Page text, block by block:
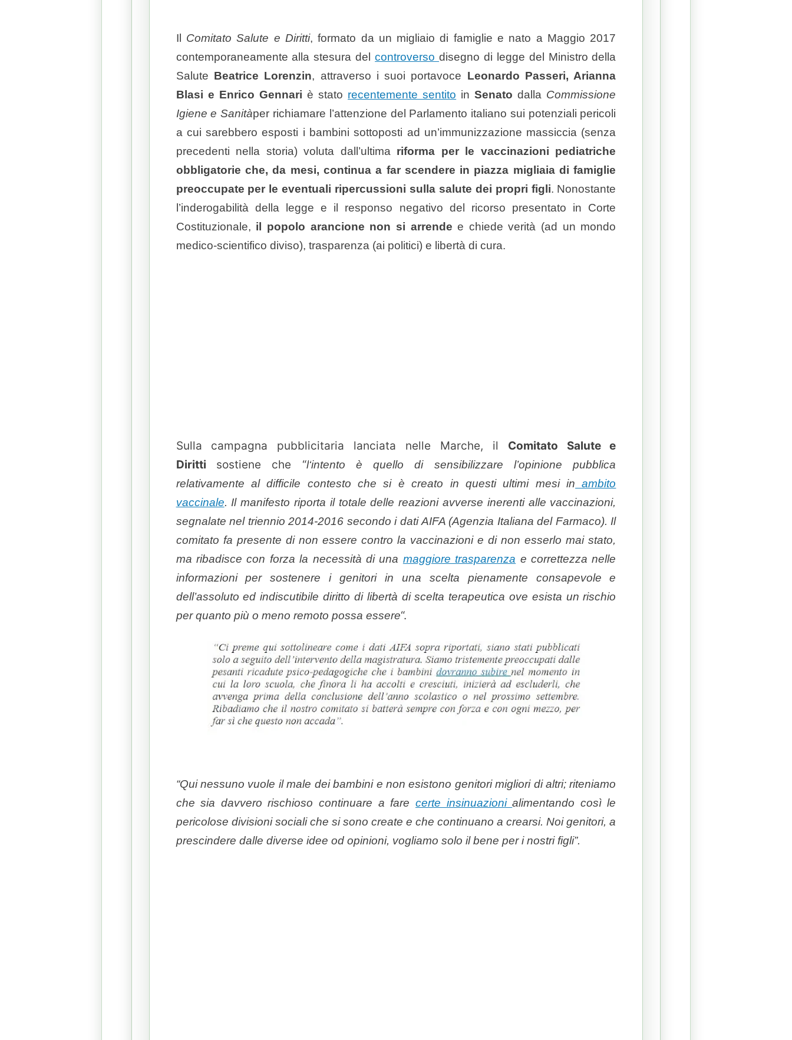
Il Comitato Salute e Diritti, formato da un migliaio di famiglie e nato a Maggio 2017
contemporaneamente alla stesura delcontroversodisegno di legge del Ministro della
Salute Beatrice Lorenzin, attraverso i suoi portavoce Leonardo Passeri, Arianna
Blasi e Enrico Gennari è stato recentemente sentito inSenato dalla Commissione
Igiene e Sanitàper richiamare l’attenzione del Parlamento italiano sui potenziali pericoli
a cui sarebbero esposti i bambini sottoposti ad un’immunizzazione massiccia (senza
precedenti nella storia) voluta dall’ultima riforma per le vaccinazioni pediatriche
obbligatorie che, da mesi, continua a far scendere in piazza migliaia di famiglie
preoccupate per le eventuali ripercussioni sulla salute dei propri figli. Nonostante
l’inderogabilità della legge e il responso negativo del ricorso presentato in Corte
Costituzionale, il popolo arancione non si arrende e chiede verità (ad un mondo
medico-scientifico diviso), trasparenza (ai politici) e libertà di cura.
Sulla campagna pubblicitaria lanciata nelle Marche, il Comitato Salute e
Diritti sostiene che “l‘intento è quello di sensibilizzare l’opinione pubblica
relativamente al difficile contesto che si è creato in questi ultimi mesi in ambito
vaccinale. Il manifesto riporta il totale delle reazioni avverse inerenti alle vaccinazioni,
segnalate nel triennio 2014-2016 secondo i dati AIFA (Agenzia Italiana del Farmaco). Il
comitato fa presente di non essere contro la vaccinazioni e di non esserlo mai stato,
ma ribadisce con forza la necessità di una maggiore trasparenza e correttezza nelle
informazioni per sostenere i genitori in una scelta pienamente consapevole e
dell’assoluto ed indiscutibile diritto di libertà di scelta terapeutica ove esista un rischio
per quanto più o meno remoto possa essere“.
“Qui nessuno vuole il male dei bambini e non esistono genitori migliori di altri; riteniamo
che sia davvero rischioso continuare a fare certe insinuazionialimentando così le
pericolose divisioni sociali che si sono create e che continuano a crearsi. Noi genitori, a
prescindere dalle diverse idee od opinioni, vogliamo solo il bene per i nostri figli”.